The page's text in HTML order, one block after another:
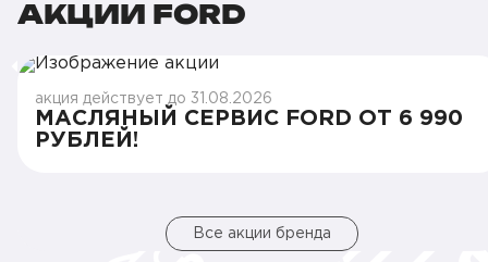
АКЦИИ FORD
акция действует до 31.08.2026
МАСЛЯНЫЙ СЕРВИС FORD ОТ 6 990
РУБЛЕЙ!
Все акции бренда